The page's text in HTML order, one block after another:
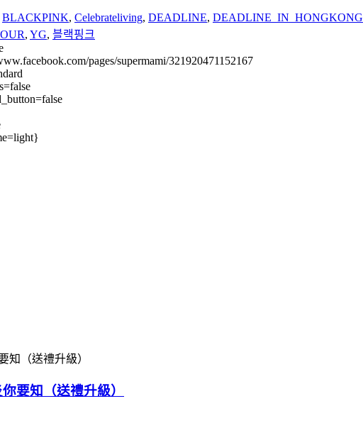
BLACKPINK, Celebrateliving, DEADLINE, DEADLINE_IN_HONGKONG
, YG, 블랙핑크
pages/supermami/321920471152167
要知（送禮升級）